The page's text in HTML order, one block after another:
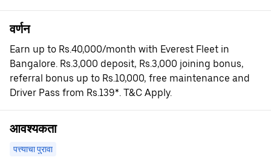
वर्णन
Earn up to Rs.40,000/month with Everest Fleet in
Bangalore. Rs.3,000 deposit, Rs.3,000 joining bonus,
referral bonus up to Rs.10,000, free maintenance and
Driver Pass from Rs.139*. T&C Apply.
आवश्यकता
पत्त्याचा पुरावा